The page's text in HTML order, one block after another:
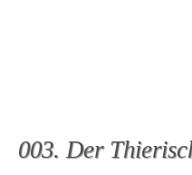
003. Der